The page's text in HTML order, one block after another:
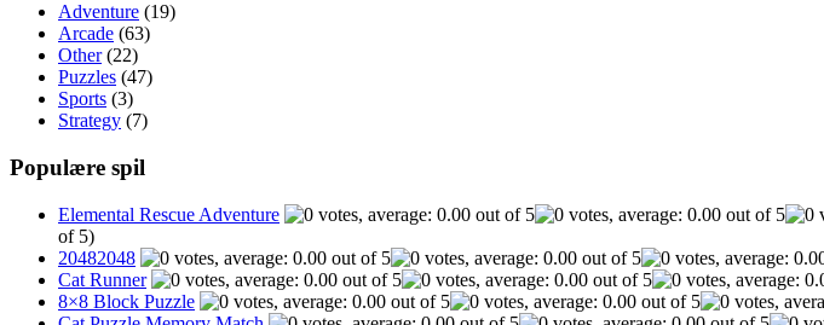
Adventure (19)
Arcade (63)
Other(22)
Puzzles (47)
Sports (3)
Strategy (7)
Populære spil
Elemental Rescue Adventure
of 5)
20482048
Cat Runner
8×8 Block Puzzle